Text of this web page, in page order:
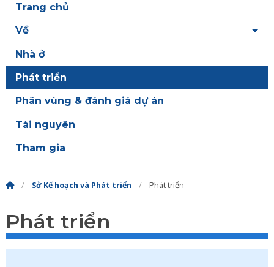
Trang chủ
Về
Nhà ở
Phát triển
Phân vùng & đánh giá dự án
Tài nguyên
Tham gia
Sở Kế hoạch và Phát triển Phát triển
Phát triển